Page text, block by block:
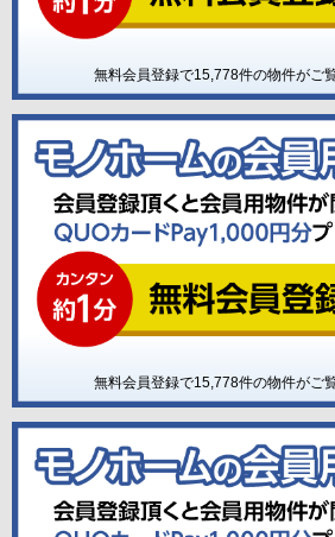
無料会員登録で15,778件の物件がご
無料会員登録で15,778件の物件がご